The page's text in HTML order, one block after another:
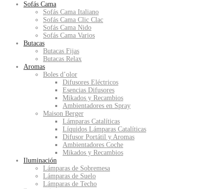
Sofás Cama
Sofás Cama Italiano
Sofás Cama Clic Clac
Sofás Cama Nido
Sofás Cama Varios
Butacas
Butacas Fijas
Butacas Relax
Aromas
Boles d’olor
Difusores Eléctricos
Esencias Difusores
Mikados y Recambios
Ambientadores en Spray
Maison Berger
Lámparas Catalíticas
Líquidos Lámparas Catalíticas
Difusor Portátil y Aromas
Ambientadores Coche
Mikados y Recambios
Iluminación
Lámparas de Sobremesa
Lámparas de Suelo
Lámparas de Techo